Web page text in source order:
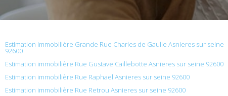
Estimation immobilière Grande Rue Charles de Gaulle Asnieres sur seine
92600
Estimation immobilière Rue Gustave Caillebotte Asnieres sur seine 92600
Estimation immobilière Rue Raphael Asnieres sur seine 92600
Estimation immobilière Rue Retrou Asnieres sur seine 92600